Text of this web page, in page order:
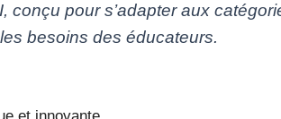
conçu pour s’adapter aux
besoins des éducateurs.
et innovante.